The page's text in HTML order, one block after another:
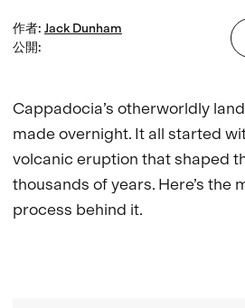
作者: Jack Dunham
公開:
Cappadocia’s otherworldly
made overnight. It all started
volcanic eruption that shaped
thousands of years. Here’s the
process behind it.